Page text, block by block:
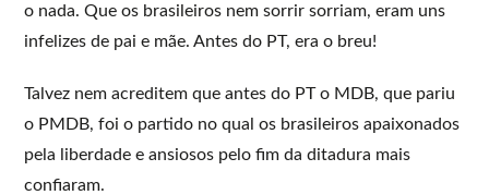
o nada. Que os brasileiros nem sorrir sorriam, eram uns
infelizes de pai e mãe. Antes do PT, era o breu!
Talvez nem acreditem que antes do PT o MDB, que pariu
o PMDB, foi o partido no qual os brasileiros apaixonados
pela liberdade e ansiosos pelo fim da ditadura mais
confiaram.